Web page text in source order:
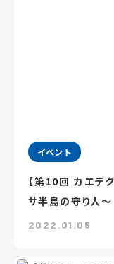
イベント
【第10回 カエテ
サ半島の守り人～
2022.01.05